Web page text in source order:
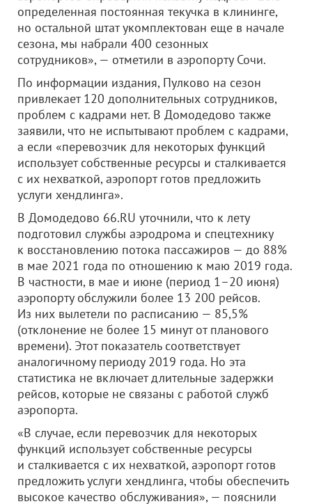
определенная постоянная текучка в клининге,
но остальной штат укомплектован еще в начале
сезона, мы набрали 400 сезонных
сотрудников», — отметили в аэропорту Сочи.
По информации издания, Пулково на сезон
привлекает 120 дополнительных сотрудников,
проблем с кадрами нет. В Домодедово также
заявили, что не испытывают проблем с кадрами,
а если «перевозчик для некоторых функций
использует собственные ресурсы и сталкивается
с их нехваткой, аэропорт готов предложить
услуги хендлинга».
В Домодедово 66.RU уточнили, что к лету
подготовил службы аэродрома и спецтехнику
к восстановлению потока пассажиров — до 88%
в мае 2021 года по отношению к маю 2019 года.
В частности, в мае и июне (период 1–20 июня)
аэропорту обслужили более 13 200 рейсов.
Из них вылетели по расписанию — 85,5%
(отклонение не более 15 минут от планового
времени). Этот показатель соответствует
аналогичному периоду 2019 года. Но эта
статистика не включает длительные задержки
рейсов, которые не связаны с работой служб
аэропорта.
«В случае, если перевозчик для некоторых
функций использует собственные ресурсы
и сталкивается с их нехваткой, аэропорт готов
предложить услуги хендлинга, чтобы обеспечить
высокое качество обслуживания», — пояснили